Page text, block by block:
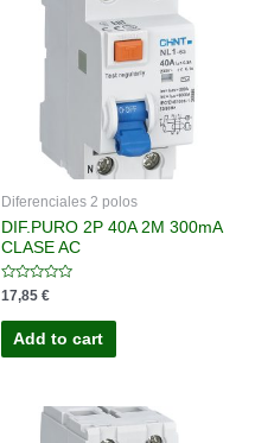
Diferenciales 2 polos
DIF.PURO 2P 40A 2M 300mA
CLASE AC
Rated
0
out
17,85 €
Add to cart